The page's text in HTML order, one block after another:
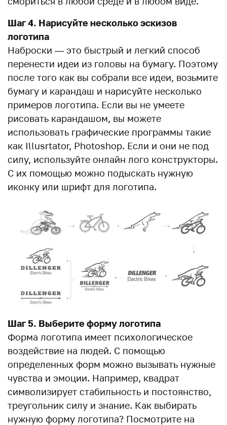
Шаг 4. Нарисуйте несколько эскизов
логотипа
Наброски — это быстрый и легкий способ
перенести идеи из головы на бумагу. Поэтому
после того как вы собрали все идеи, возьмите
бумагу и карандаш и нарисуйте несколько
примеров логотипа. Если вы не умеете
рисовать карандашом, вы можете
использовать графические программы такие
как Illusrtator, Photoshop. Если и они не под
силу, используйте онлайн лого конструкторы.
С их помощью можно подыскать нужную
иконку или шрифт для логотипа.
Шаг 5. Выберите форму логотипа
Форма логотипа имеет психологическое
воздействие на людей. С помощью
определенных форм можно вызывать нужные
чувства и эмоции. Например, квадрат
символизирует стабильность и постоянство,
треугольник силу и знание. Как выбирать
нужную форму логотипа? Посмотрите на